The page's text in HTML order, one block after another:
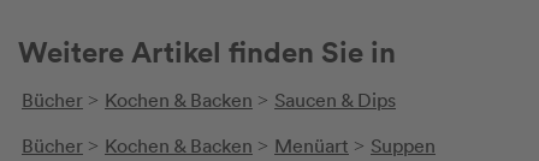
Weitere Artikel finden Sie in
Bücher > Kochen & Backen > Saucen & Dips
Bücher > Kochen & Backen > Menüart > Suppen